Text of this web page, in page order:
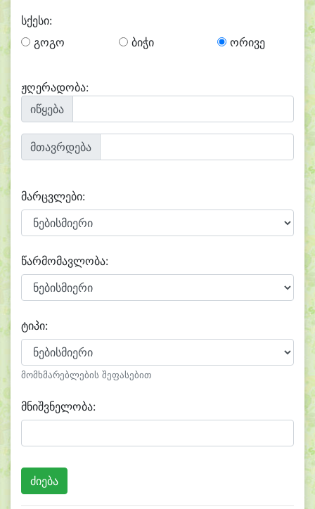
სქესი:
გოგო
ბიჭი ორივე
ჟღერადობა:
იწყება
მთავრდება
მარცვლები:
წარმომავლობა:
ტიპი:
მომხმარებლების შეფასებით
მნიშვნელობა: